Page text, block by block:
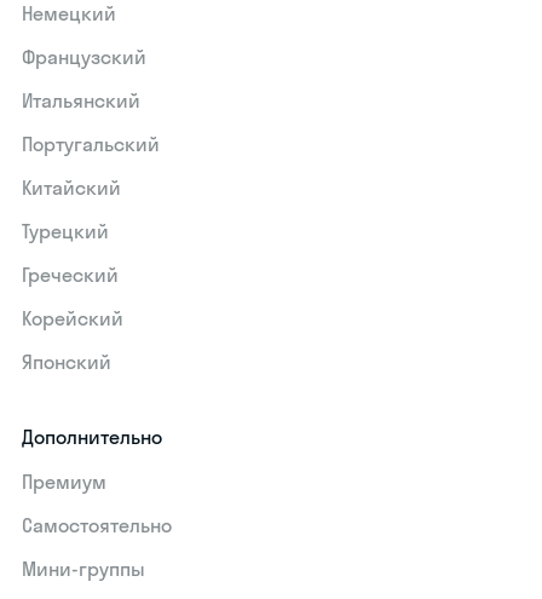
Немецкий
Французский
Итальянский
Португальский
Китайский
Турецкий
Греческий
Корейский
Японский
Дополнительно
Премиум
Самостоятельно
Мини-группы